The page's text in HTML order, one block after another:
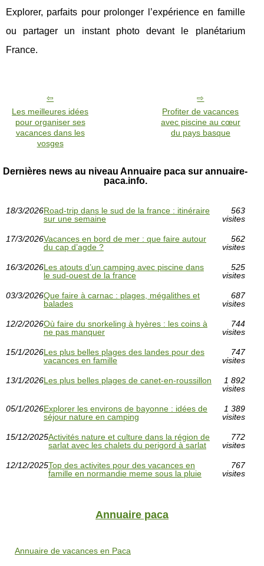
Explorer, parfaits pour prolonger l’expérience en famille
ou partager un instant photo devant le planétarium
France.
Les meilleures idées
pour organiser ses
vacances dans les
vosges
Profiter de vacances
avec piscine au cœur
du pays basque
Dernières news au niveau Annuaire paca sur annuaire-
paca.info.
18/3/2026Road-trip dans le sud de la france : itinéraire
sur une semaine
563
visites
17/3/2026Vacances en bord de mer : que faire autour
du cap d’agde ?
562
visites
16/3/2026Les atouts d’un camping avec piscine dans
le sud-ouest de la france
525
visites
03/3/2026Que faire à carnac : plages, mégalithes et
balades
687
visites
12/2/2026Où faire du snorkeling à hyères : les coins à
ne pas manquer
744
visites
15/1/2026Les plus belles plages des landes pour des
vacances en famille
747
visites
13/1/2026Les plus belles plages de canet-en-roussillon
1 892
visites
05/1/2026Explorer les environs de bayonne : idées de
séjour nature en camping
1 389
visites
15/12/2025Activités nature et culture dans la région de
sarlat avec les chalets du perigord à sarlat
772
visites
12/12/2025Top des activites pour des vacances en
famille en normandie meme sous la pluie
767
visites
Annuaire paca
Annuaire de vacances en Paca